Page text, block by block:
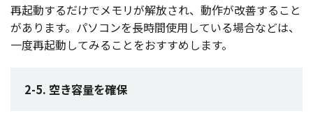
再起動するだけでメモリが解放され、 動作が改善すること
があります。 パソコンを長時間使用している場合などは、
一度再起動してみることをおすすめします。
2-5. 空き容量を確保